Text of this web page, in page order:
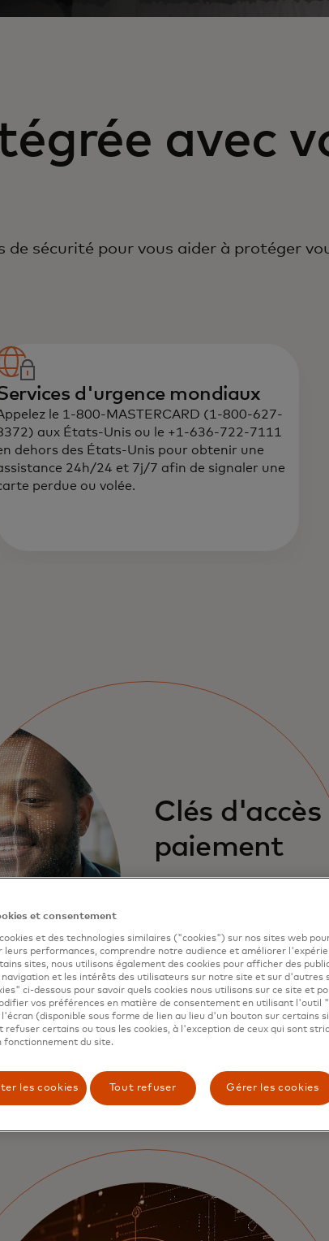
avec
sécurité pour vous aider à protéger
d'urgence mondiaux
le 1-800-MASTERCARD (1-800-627-
aux États-Unis ou le +1-636-722-7111
dehors des États-Unis pour obtenir une
24h/24 et 7j/7 afin de signaler une
perdue ou volée.
Clés d'accès
paiement
En savoir plus
et consentement
et des technologies similaires ("cookies") sur nos sites web
leurs performances, comprendre notre audience et améliorer
sites, nous utilisons également des cookies pour afficher des
et les intérêts des utilisateurs sur notre site et sur d'autres
ci-dessous pour savoir quels cookies nous utilisons sur ce site et
vos préférences en matière de consentement en utilisant l'outil
l'écran (disponible sous forme de lien au lieu d'un bouton sur certains
refuser certains ou tous les cookies, à l'exception de ceux qui sont
fonctionnement du site.
les cookies Tout refuser Gérer les cookies